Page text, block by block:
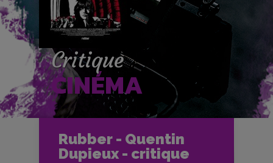
Critique
CINÉMA
Rubber - Quentin
Dupieux - critique
Accueil
Cinéma
Critiques et fiches films
Ciné-Club
Rubber - Quentin Dupieux - critique